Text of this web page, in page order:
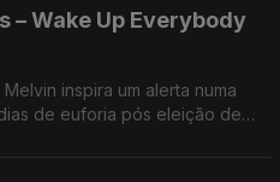
– Wake Up Everybody
inspira um alerta numa
de euforia pós eleição de